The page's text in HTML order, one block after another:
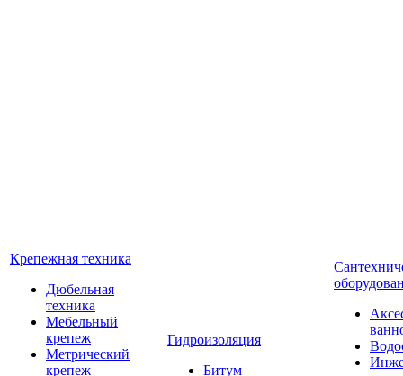
Крепежная техника
Дюбельная
техника
Мебельный
крепеж
Метрический
крепеж
Гидроизоляция
Битум